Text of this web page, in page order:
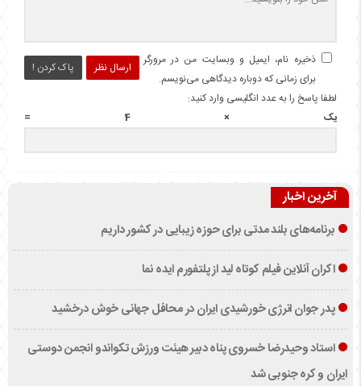
ارسال نظر پاک کردن !
ذخیره نام، ایمیل و وبسایت من در مرورگر
برای زمانی که دوباره دیدگاهی می‌نویسم.
لطفا پاسخ را به عدد انگلیسی وارد کنید:
یک × 4 =
آخرین اخبار
برنامه‌های بلند مدتی برای حوزه زیبایی در کشور داریم
اکران آنلاین فیلم کوتاه لید از پلتفورم ایده نما
پدر جوان انرژی خورشیدی ایران در محافل جهانی خوش درخشید
استاد وحیدرضا خسروی پناه دبیر هیئت ورزش تکواندو انجمن دوستی
ایران و کره جنوبی شد